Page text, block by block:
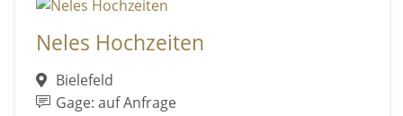
Neles Hochzeiten
Bielefeld
Gage: auf Anfrage